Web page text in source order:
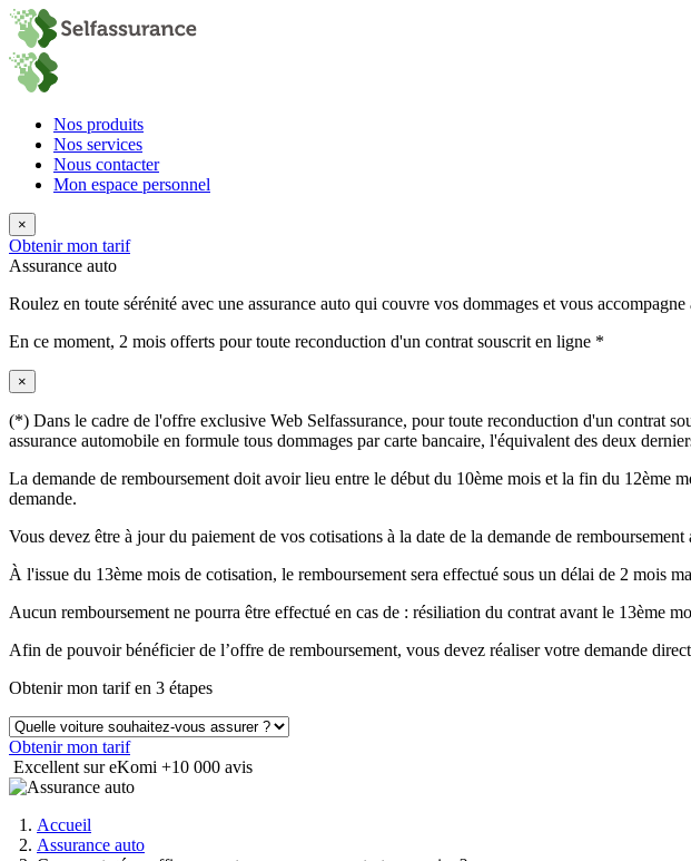
Nos produits
Nos services
Nous contacter
Mon espace personnel
×
Obtenir mon tarif
Assurance auto
Roulez en toute sérénité avec une assurance auto qui couvre vos dommages et vous
En ce moment, 2 mois offerts pour toute reconduction d'un contrat souscrit en ligne *
×
(*) Dans le cadre de l'offre exclusive Web Selfassurance, pour toute reconduction d'un contrat
assurance automobile en formule tous dommages par carte bancaire, l'équivalent des deux
La demande de remboursement doit avoir lieu entre le début du 10ème mois et la fin du 12ème
demande.
Vous devez être à jour du paiement de vos cotisations à la date de la demande de
À l'issue du 13ème mois de cotisation, le remboursement sera effectué sous un délai de 2 mois
Aucun remboursement ne pourra être effectué en cas de : résiliation du contrat avant le 13ème
Afin de pouvoir bénéficier de l’offre de remboursement, vous devez réaliser votre demande
Obtenir mon tarif en 3 étapes
Obtenir mon tarif
Excellent sur eKomi +10 000 avis
Accueil
Assurance auto